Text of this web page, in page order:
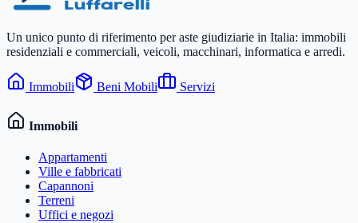
Un unico punto di riferimento per aste giudiziarie in Italia: immobili
residenziali e commerciali, veicoli, macchinari, informatica e arredi.
Immobili Beni Mobili Servizi
Immobili
Appartamenti
Ville e fabbricati
Capannoni
Terreni
Uffici e negozi